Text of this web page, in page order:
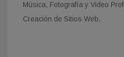
Música, Fotografía y Video
Creación de Sitios Web.